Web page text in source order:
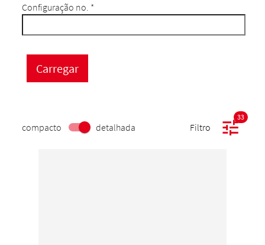
Configuração no. *
compacto detalhada Filtro
33